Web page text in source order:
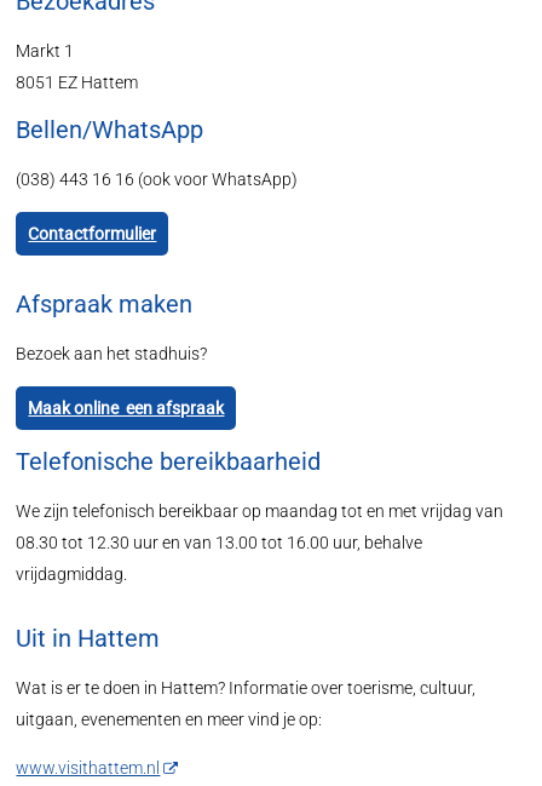
Markt 1
8051 EZ Hattem
Bellen/WhatsApp
(038) 443 16 16 (ook voor WhatsApp)
Contactformulier
Afspraak maken
Bezoek aan het stadhuis?
Maak online een afspraak
Telefonische bereikbaarheid
We zijn telefonisch bereikbaar op maandag tot en met vrijdag van
08.30 tot 12.30 uur en van 13.00 tot 16.00 uur, behalve
vrijdagmiddag.
Uit in Hattem
Wat is er te doen in Hattem? Informatie over toerisme, cultuur,
uitgaan, evenementen en meer vind je op:
www.visithattem.nl